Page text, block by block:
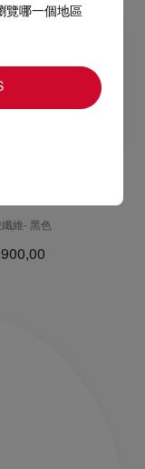
纖維- 黑色
覽哪一個地區